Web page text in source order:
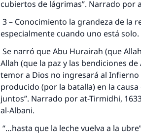
cubiertos de lágrimas”. Narrado por
3 – Conocimiento la grandeza de la
especialmente cuando uno está solo.
Se narró que Abu Hurairah (que
Allah (que la paz y las bendiciones
temor a Dios no ingresará al Infierno
producido (por la batalla) en la
juntos”. Narrado por at-Tirmidhi,
al-Albani.
“…hasta que la leche vuelva a la